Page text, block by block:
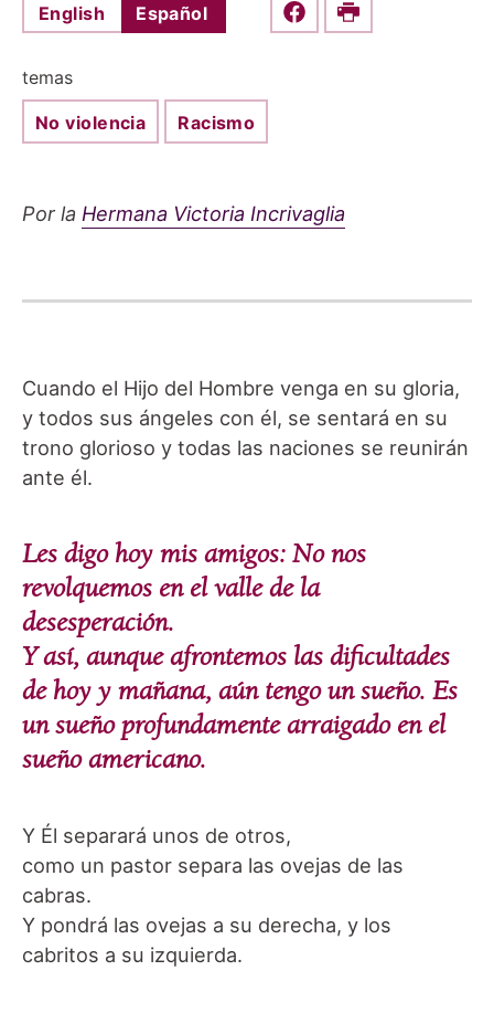
English Español Share this on Facebook
Print
temas
No violencia Racismo
Por la Hermana Victoria Incrivaglia
Cuando el Hijo del Hombre venga en su gloria,
y todos sus ángeles con él, se sentará en su
trono glorioso y todas las naciones se reunirán
ante él.
Les digo hoy mis amigos: No nos
revolquemos en el valle de la
desesperación.
Y así, aunque afrontemos las dificultades
de hoy y mañana, aún tengo un sueño. Es
un sueño profundamente arraigado en el
sueño americano.
Y Él separará unos de otros,
como un pastor separa las ovejas de las
cabras.
Y pondrá las ovejas a su derecha, y los
cabritos a su izquierda.